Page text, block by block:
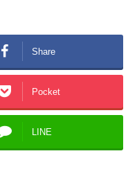
Share
Pocket
LINE